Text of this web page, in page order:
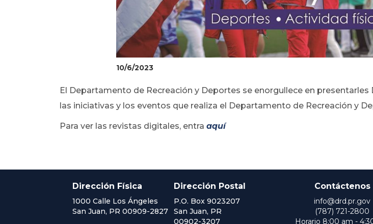
10/6/2023
El Departamento de Recreación y Deportes se enorgullece en
las iniciativas y los eventos que realiza el Departamento de Recreación y
Para ver las revistas digitales, entra aquí
Dirección Física
1000 Calle Los Ángeles
San Juan, PR 00909-2827
Dirección Postal
P.O. Box 9023207
San Juan, PR
00902-3207
Contáctenos
info@drd.pr.gov
(787) 721-2800
Horario 8:00 am -